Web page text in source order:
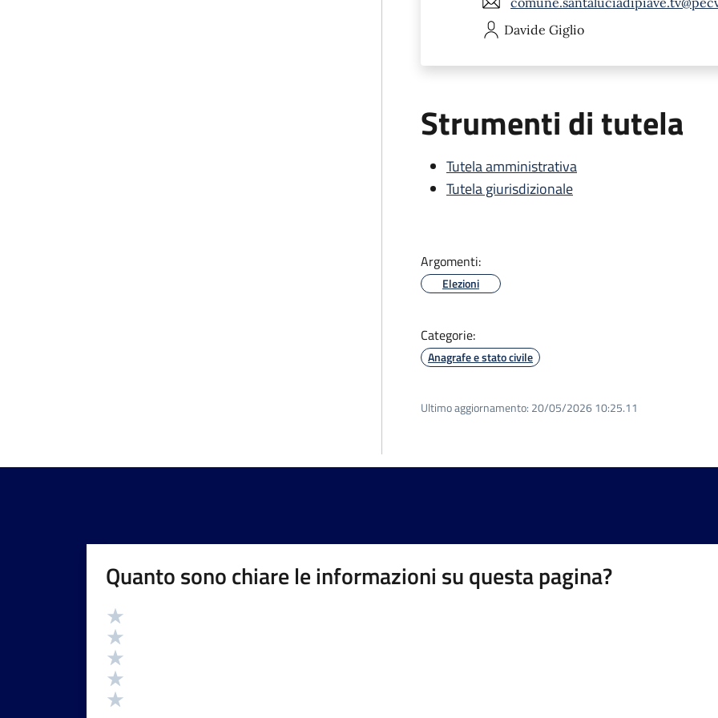
Davide Giglio
Strumenti di tutela
Tutela amministrativa
Tutela giurisdizionale
Argomenti:
Elezioni
Categorie:
Anagrafe e stato civile
Ultimo aggiornamento: 20/05/2026 10:25.11
Quanto sono chiare le informazioni su questa pagina?
Valutazione